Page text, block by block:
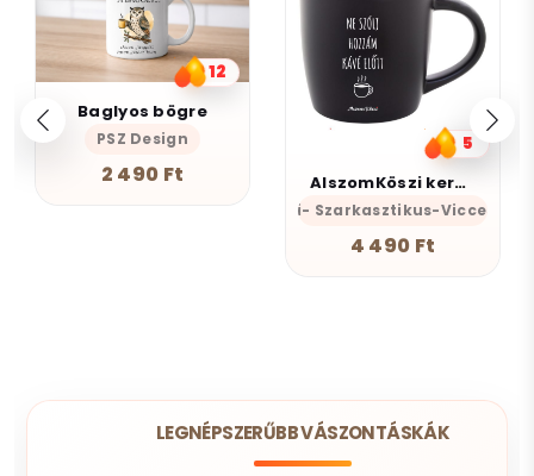
12
Baglyos bögre
PSZ Design
2 490 Ft
5
AlszomKöszi kerámia bögre - Black Edition
AlszomKöszi- Szarkasztikus-Vicces-
4 490 Ft
LEGNÉPSZERŰBB VÁSZONTÁSKÁK